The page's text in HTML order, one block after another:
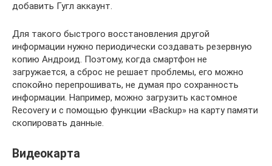
добавить Гугл аккаунт.
Для такого быстрого восстановления другой
информации нужно периодически создавать резервную
копию Андроид. Поэтому, когда смартфон не
загружается, а сброс не решает проблемы, его можно
спокойно перепрошивать, не думая про сохранность
информации. Например, можно загрузить кастомное
Recovery и с помощью функции «Backup» на карту памяти
скопировать данные.
Видеокарта